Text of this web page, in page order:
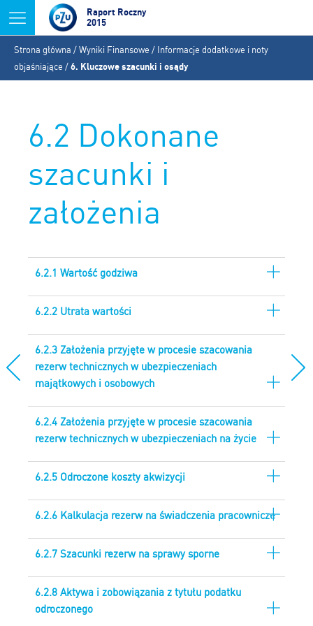
Jump to navigation
Raport Roczny
2015
Jesteś
tutaj
Strona główna /Wyniki Finansowe / Informacje dodatkowe i noty
objaśniające /6. Kluczowe szacunki i osądy
6.2 Dokonane
szacunki i
założenia
6.2.1 Wartość godziwa
6.2.2 Utrata wartości
6.2.3 Założenia przyjęte w procesie szacowania
rezerw technicznych w ubezpieczeniach
majątkowych i osobowych
6.2.4 Założenia przyjęte w procesie szacowania
rezerw technicznych w ubezpieczeniach na życie
6.2.5 Odroczone koszty akwizycji
6.2.6 Kalkulacja rezerw na świadczenia pracownicze
6.2.7 Szacunki rezerw na sprawy sporne
6.2.8 Aktywa i zobowiązania z tytułu podatku
odroczonego